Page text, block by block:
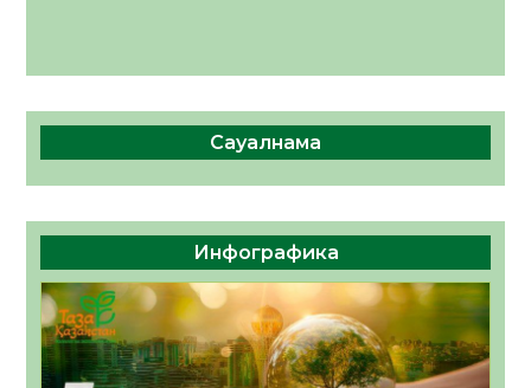
Сауалнама
Инфографика